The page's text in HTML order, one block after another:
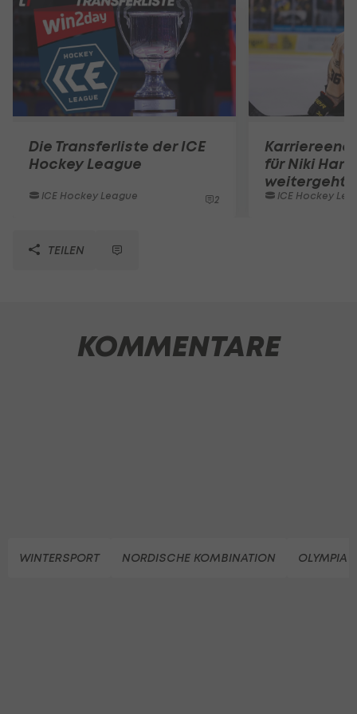
Die Transferliste der ICE
Hockey League
ICE Hockey League 2
für Niki Hartl
weitergeht
ICE Hockey
TEILEN
KOMMENTARE
WINTERSPORT NORDISCHE KOMBINATION OLYMPIA